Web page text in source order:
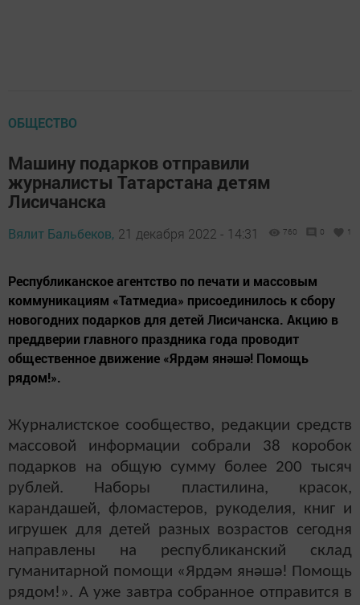
ОБЩЕСТВО
Машину подарков отправили
журналисты Татарстана детям
Лисичанска
Вялит Бальбеков, 21 декабря 2022 - 14:31 760 0 1
Республиканское агентство по печати и массовым
коммуникациям «Татмедиа» присоединилось к сбору
новогодних подарков для детей Лисичанска. Акцию в
преддверии главного праздника года проводит
общественное движение «Ярдәм янәшә! Помощь
рядом!».
Журналистское сообщество, редакции средств
массовой информации собрали 38 коробок
подарков на общую сумму более 200 тысяч
рублей. Наборы пластилина, красок,
карандашей, фломастеров, рукоделия, книг и
игрушек для детей разных возрастов сегодня
направлены на республиканский склад
гуманитарной помощи «Ярдәм янәшә! Помощь
рядом!». А уже завтра собранное отправится в